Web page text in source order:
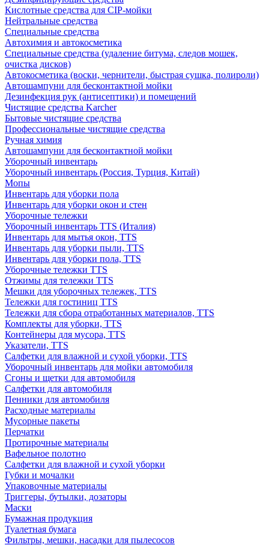
Кислотные средства для CIP-мойки
Нейтральные средства
Специальные средства
Автохимия и автокосметика
Специальные средства (удаление битума, следов мошек,
очистка дисков)
Автокосметика (воски, чернители, быстрая сушка, полироли)
Автошампуни для бесконтактной мойки
Дезинфекция рук (антисептики) и помещений
Чистящие средства Karcher
Бытовые чистящие средства
Профессиональные чистящие средства
Ручная химия
Автошампуни для бесконтактной мойки
Уборочный инвентарь
Уборочный инвентарь (Россия, Турция, Китай)
Мопы
Инвентарь для уборки пола
Инвентарь для уборки окон и стен
Уборочные тележки
Уборочный инвентарь TTS (Италия)
Инвентарь для мытья окон, TTS
Инвентарь для уборки пыли, TTS
Инвентарь для уборки пола, TTS
Уборочные тележки TTS
Отжимы для тележки TTS
Мешки для уборочных тележек, TTS
Тележки для гостиниц TTS
Тележки для сбора отработанных материалов, TTS
Комплекты для уборки, TTS
Контейнеры для мусора, TTS
Указатели, TTS
Салфетки для влажной и сухой уборки, TTS
Уборочный инвентарь для мойки автомобиля
Сгоны и щетки для автомобиля
Салфетки для автомобиля
Пенники для автомобиля
Расходные материалы
Мусорные пакеты
Перчатки
Протирочные материалы
Вафельное полотно
Салфетки для влажной и сухой уборки
Губки и мочалки
Упаковочные материалы
Триггеры, бутылки, дозаторы
Маски
Бумажная продукция
Туалетная бумага
Фильтры, мешки, насадки для пылесосов